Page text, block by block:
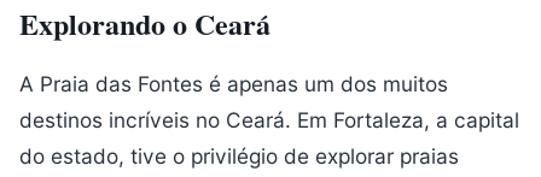
Explorando o Ceará
A Praia das Fontes é apenas um dos muitos
destinos incríveis no Ceará. Em Fortaleza, a capital
do estado, tive o privilégio de explorar praias